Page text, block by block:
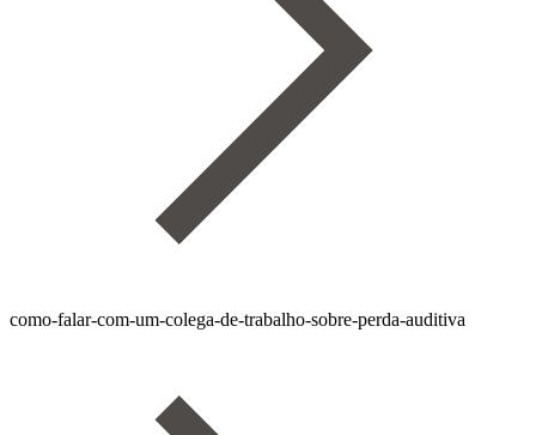
como-falar-com-um-colega-de-trabalho-sobre-perda-auditiva